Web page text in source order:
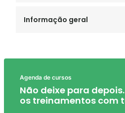
Informação geral
Agenda de cursos
Não deixe para
os treinamentos com